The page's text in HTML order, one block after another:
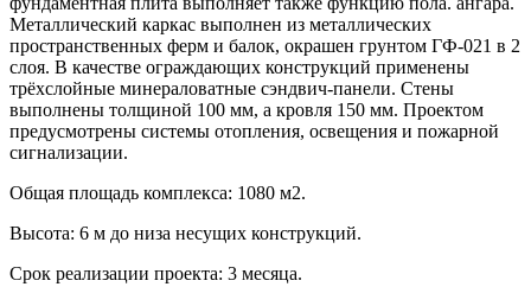
Металлический каркас выполнен из металлических
пространственных ферм и балок, окрашен грунтом ГФ-021 в 2
слоя. В качестве ограждающих конструкций применены
трёхслойные минераловатные сэндвич-панели. Стены
выполнены толщиной 100 мм, а кровля 150 мм. Проектом
предусмотрены системы отопления, освещения и пожарной
сигнализации.
Общая площадь комплекса: 1080 м2.
Высота: 6 м до низа несущих конструкций.
Срок реализации проекта: 3 месяца.